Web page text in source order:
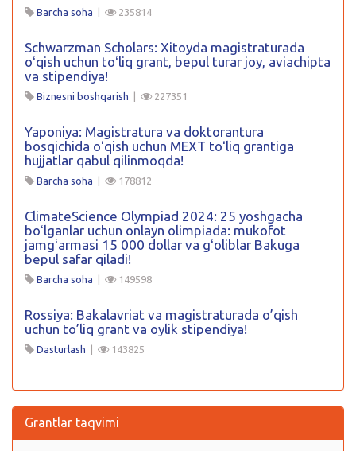
Barcha soha | 235814
Schwarzman Scholars: Xitoyda magistraturada
oʻqish uchun toʻliq grant, bepul turar joy, aviachipta
va stipendiya!
Biznesni boshqarish | 227351
Yaponiya: Magistratura va doktorantura
bosqichida oʻqish uchun MEXT toʻliq grantiga
hujjatlar qabul qilinmoqda!
Barcha soha | 178812
ClimateScience Olympiad 2024: 25 yoshgacha
boʻlganlar uchun onlayn olimpiada: mukofot
jamgʻarmasi 15 000 dollar va gʻoliblar Bakuga
bepul safar qiladi!
Barcha soha | 149598
Rossiya: Bakalavriat va magistraturada o’qish
uchun to’liq grant va oylik stipendiya!
Dasturlash | 143825
Grantlar taqvimi